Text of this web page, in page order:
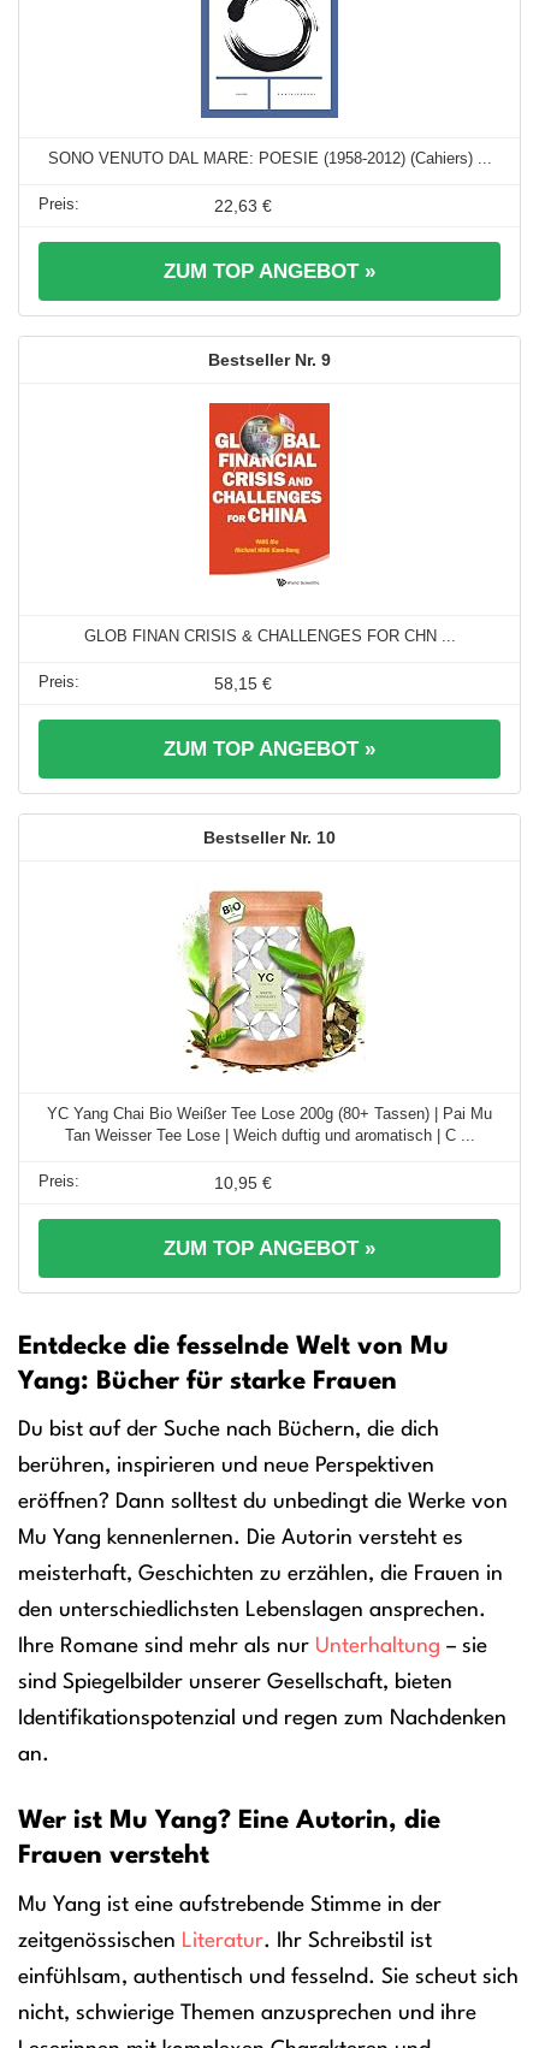
SONO VENUTO DAL MARE: POESIE (1958-2012) (Cahiers) ...
22,63 €
ZUM TOP ANGEBOT »
9
GLOB FINAN CRISIS & CHALLENGES FOR CHN ...
58,15 €
ZUM TOP ANGEBOT »
10
YC Yang Chai Bio Weißer Tee Lose 200g (80+ Tassen) | Pai Mu
Tan Weisser Tee Lose | Weich duftig und aromatisch | C ...
10,95 €
ZUM TOP ANGEBOT »
Entdecke die fesselnde Welt von Mu
Yang: Bücher für starke Frauen
Du bist auf der Suche nach Büchern, die dich
berühren, inspirieren und neue Perspektiven
eröffnen? Dann solltest du unbedingt die Werke von
Mu Yang kennenlernen. Die Autorin versteht es
meisterhaft, Geschichten zu erzählen, die Frauen in
den unterschiedlichsten Lebenslagen ansprechen.
Ihre Romane sind mehr als nur Unterhaltung – sie
sind Spiegelbilder unserer Gesellschaft, bieten
Identifikationspotenzial und regen zum Nachdenken
an.
Wer ist Mu Yang? Eine Autorin, die
Frauen versteht
Mu Yang ist eine aufstrebende Stimme in der
zeitgenössischen Literatur. Ihr Schreibstil ist
einfühlsam, authentisch und fesselnd. Sie scheut sich
nicht, schwierige Themen anzusprechen und ihre